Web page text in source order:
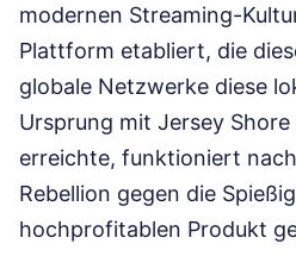
modernen Streaming-
Plattform etabliert, die
globale Netzwerke diese
Ursprung mit Jersey
erreichte, funktioniert
Rebellion gegen die
hochprofitablen Produkt